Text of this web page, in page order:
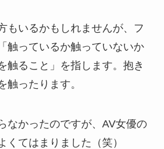
もいるかもしれませんが、フ
触っているか触っていないか
触ること」を指します。抱き
触ったります。
なかったのですが、AV女優の
くてはまりました（笑）